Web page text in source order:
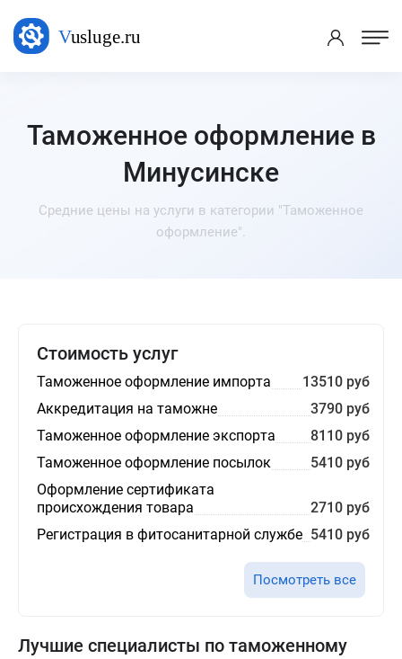
Таможенное оформление в
Минусинске
Средние цены на услуги в категории "Таможенное
оформление".
Стоимость услуг
Таможенное оформление импорта
13510 руб
Аккредитация на таможне
3790 руб
Таможенное оформление экспорта
8110 руб
Таможенное оформление посылок
5410 руб
Оформление сертификата
происхождения товара
2710 руб
Регистрация в фитосанитарной службе 5410 руб
Посмотреть все
Лучшие специалисты по таможенному